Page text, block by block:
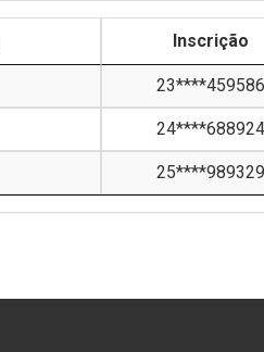
Inscrição
23****459586
24****688924
25****989329